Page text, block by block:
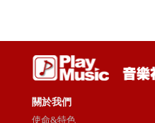
關於我們
使命&特色